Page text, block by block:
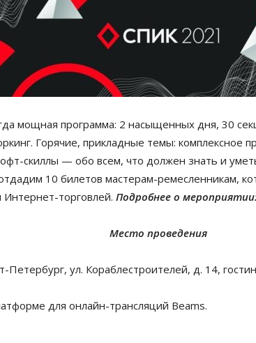
мощная программа: 2 насыщенных дня, 30
Горячие, прикладные темы: комплексное
скиллы — обо всем, что должен знать и
10 билетов мастерам-ремесленникам,
торговлей. Подробнее о
Место проведения
Петербург, ул. Кораблестроителей, д. 14,
для онлайн-трансляций Beams.